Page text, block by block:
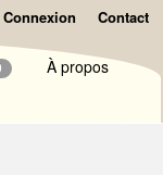
Connexion Contact
À propos